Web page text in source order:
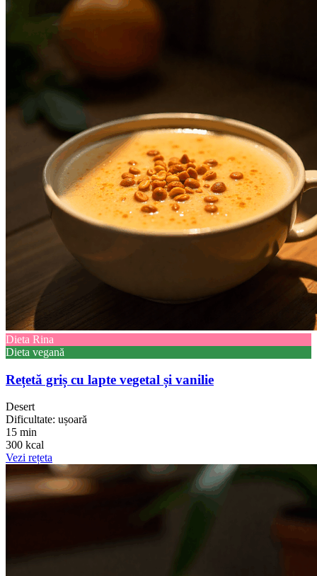
Dieta Rina
Dieta vegană
Rețetă griș cu lapte vegetal și vanilie
Desert
Dificultate: ușoară
15 min
300 kcal
Vezi rețeta